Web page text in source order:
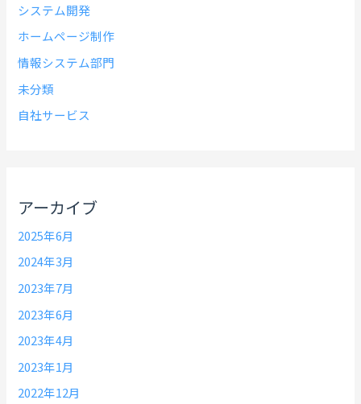
システム開発
ホームページ制作
情報システム部門
未分類
自社サービス
アーカイブ
2025年6月
2024年3月
2023年7月
2023年6月
2023年4月
2023年1月
2022年12月